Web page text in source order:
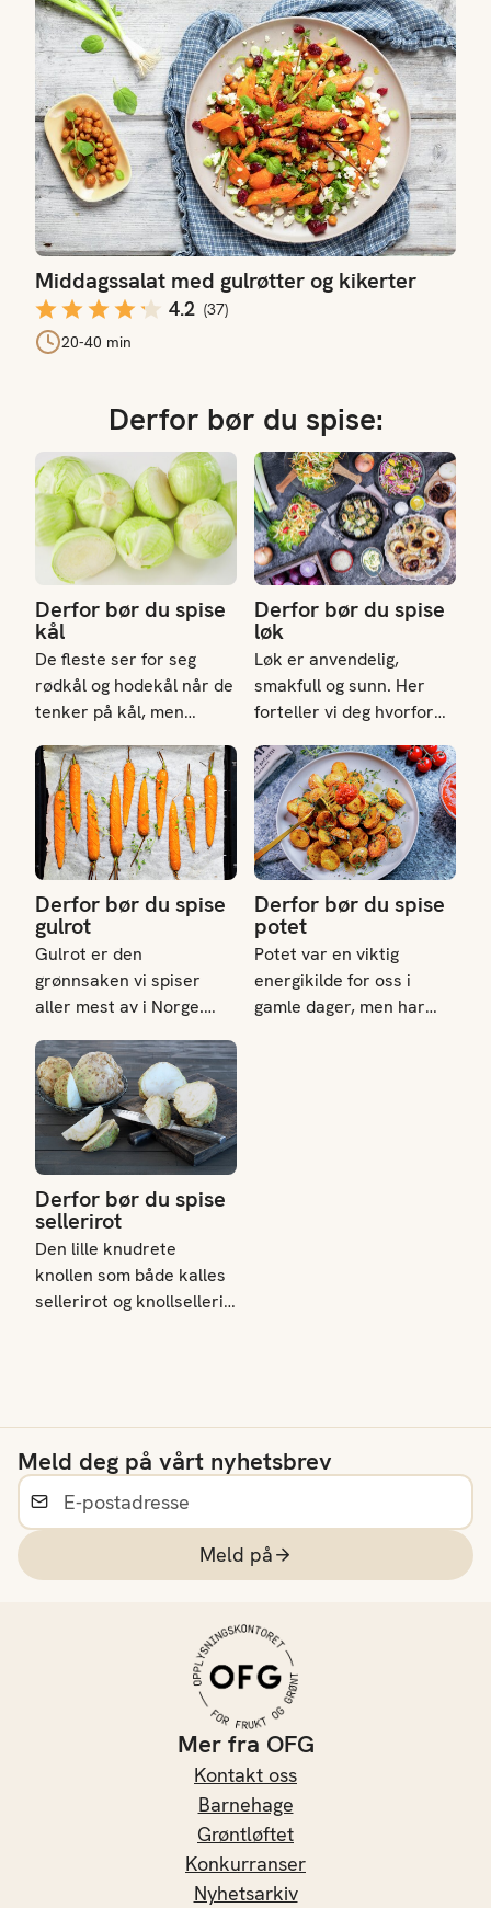
Middagssalat med gulrøtter og kikerter
4.2 (37)
20-40 min
Derfor bør du spise:
Derfor bør du spise
kål
De fleste ser for seg
rødkål og hodekål når de
tenker på kål, men
mange flere forskjellige
næringsrike sorter.
Bruksområdet er stort
og mange kålsorter
egner seg både til
baking, steking,
fermentering, grilling og
koking.
Derfor bør du spise kål
Derfor bør du spise
løk
Løk er anvendelig,
smakfull og sunn. Her
forteller vi deg hvorfor
kostholdet.
Derfor bør du spise løk
Derfor bør du spise
gulrot
Gulrot er den
grønnsaken vi spiser
aller mest av i Norge.
som kan puttes rett i
bagen, eller smakfullt og
delikat tilbehør til
middagen. Gulrot er også
barnas favoritt. Visste
du at den finnes i mange
flere farger enn oransje?
Derfor bør du spise gulrot
Derfor bør du spise
potet
Potet var en viktig
energikilde for oss i
gamle dager, men har
Derfor bør du spise potet
Derfor bør du spise
sellerirot
Den lille knudrete
knollen som både kalles
sellerirot og knollselleri,
med andre ord gode
grunner til å inkludere
kostholdet sitt.
Derfor bør du spise sellerirot
Meld deg på vårt nyhetsbrev
Meld på
Mer fra OFG
Kontakt oss
Barnehage
Grøntløftet
Konkurranser
Nyhetsarkiv